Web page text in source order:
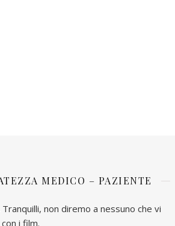
MEDICO – PAZIENTE
Tranquilli, non diremo a nessuno che vi
i film.